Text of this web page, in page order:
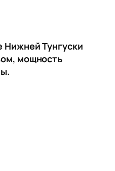
Нижней Тунгуски
мощность